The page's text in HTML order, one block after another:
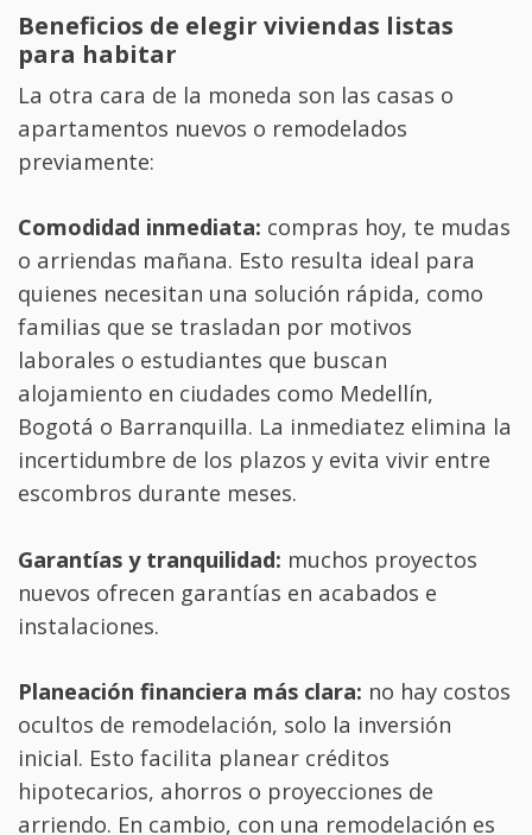
Beneficios de elegir viviendas listas
para habitar
La otra cara de la moneda son las casas o
apartamentos nuevos o remodelados
previamente:
Comodidad inmediata: compras hoy, te mudas
o arriendas mañana. Esto resulta ideal para
quienes necesitan una solución rápida, como
familias que se trasladan por motivos
laborales o estudiantes que buscan
alojamiento en ciudades como Medellín,
Bogotá o Barranquilla. La inmediatez elimina la
incertidumbre de los plazos y evita vivir entre
escombros durante meses.
Garantías y tranquilidad: muchos proyectos
nuevos ofrecen garantías en acabados e
instalaciones.
Planeación financiera más clara: no hay costos
ocultos de remodelación, solo la inversión
inicial. Esto facilita planear créditos
hipotecarios, ahorros o proyecciones de
arriendo. En cambio, con una remodelación es